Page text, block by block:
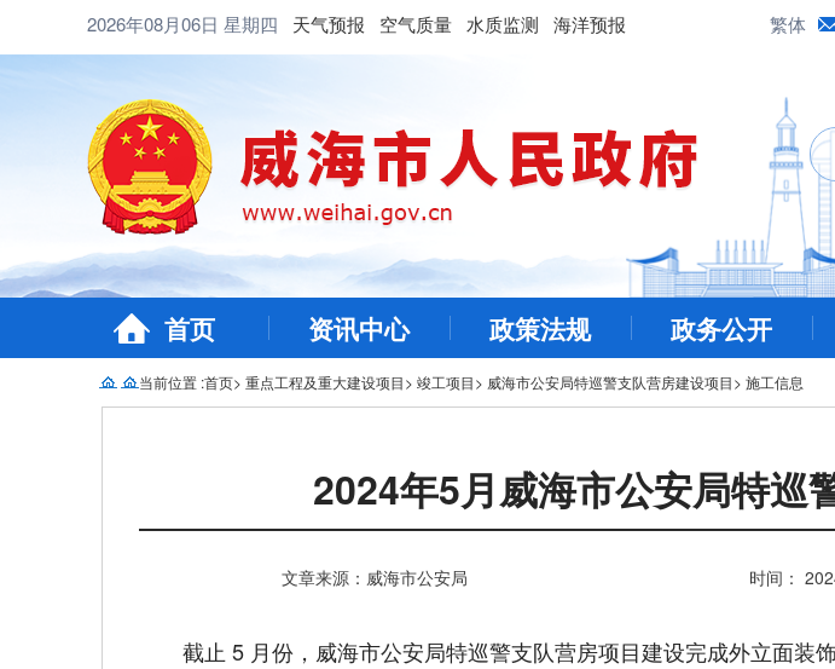
2026年08月06日 星期四 天气预报 空气质量 水质监测 海洋预报 繁体
首页 资讯中心 政策法规 政务公开
当前位置 :首页> 重点工程及重大建设项目> 竣工项目> 威海市公安局特巡警支队营房建设项目> 施工信息
2024年5月威海市公安局特巡
文章来源：威海市公安局 时间：
截止 5 月份，威海市公安局特巡警支队营房项目建设完成外立面装